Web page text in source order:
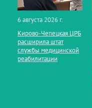
6 августа 2026 г.
Кирово‑Чепецкая ЦРБ
расширила штат
службы медицинской
реабилитации